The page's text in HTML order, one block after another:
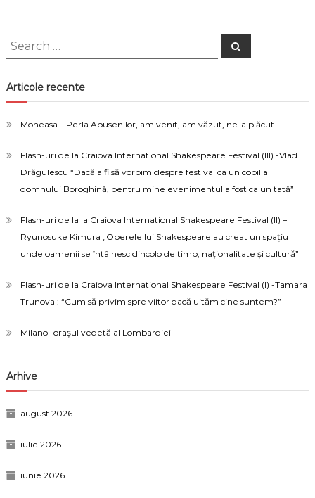
Search
for:
Search
Articole recente
Moneasa – Perla Apusenilor, am venit, am văzut, ne-a plăcut
Flash-uri de la Craiova International Shakespeare Festival (III) -Vlad
Drăgulescu “Dacă a fi să vorbim despre festival ca un copil al
domnului Boroghină, pentru mine evenimentul a fost ca un tată”
Flash-uri de la la Craiova International Shakespeare Festival (II) –
Ryunosuke Kimura „Operele lui Shakespeare au creat un spațiu
unde oamenii se întâlnesc dincolo de timp, naționalitate și cultură”
Flash-uri de la Craiova International Shakespeare Festival (I) -Tamara
Trunova : “Cum să privim spre viitor dacă uităm cine suntem?”
Milano -orașul vedetă al Lombardiei
Arhive
august 2026
iulie 2026
iunie 2026